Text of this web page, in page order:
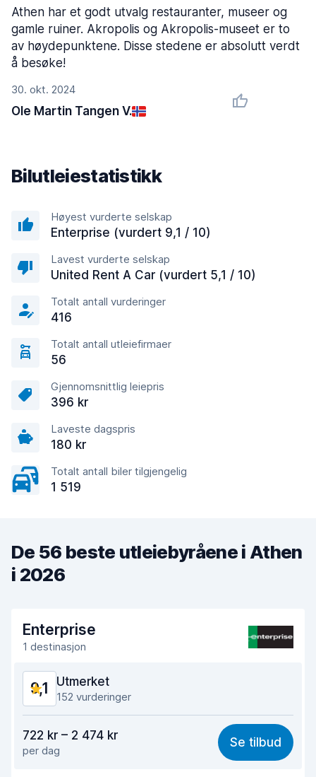
30. okt. 2024
Ole Martin Tangen V.
Athen har et godt utvalg restauranter, museer og
gamle ruiner. Akropolis og Akropolis-museet er to
av høydepunktene. Disse stedene er absolutt verdt
å besøke!
Bilutleiestatistikk
Høyest vurderte selskap
Enterprise (vurdert 9,1 / 10)
Lavest vurderte selskap
United Rent A Car (vurdert 5,1 / 10)
Totalt antall vurderinger
416
Totalt antall utleiefirmaer
56
Gjennomsnittlig leiepris
396 kr
Laveste dagspris
180 kr
Totalt antall biler tilgjengelig
1 519
De 56 beste utleiebyråene i Athen
i 2026
Enterprise
1 destinasjon
9,1 Utmerket
152 vurderinger
8,7
Enkel å finne 9,0
722 kr – 2 474 kr
per dag
Se tilbud